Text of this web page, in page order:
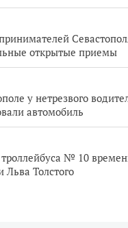
открытые приемы
у нетрезвого
автомобиль
№ 10
Льва Толстого